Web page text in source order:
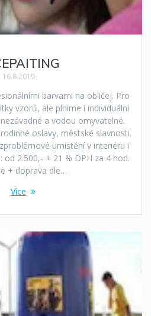
16.8.2019
barvami na obličej. Pro
vzorů, ale plníme i individuální
a vodou omyvatelné.
oslavy, městské slavnosti.
umístění v interiéru i
od 2.500,- + 21 % DPH za 4 hod.
+ doprava dle…
Více